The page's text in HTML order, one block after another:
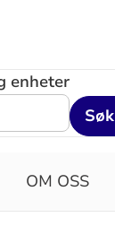
enheter
Søk
OM OSS